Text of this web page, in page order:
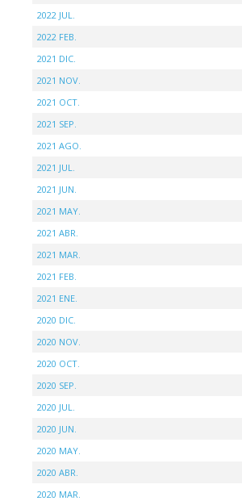
2022 JUL.
2022 FEB.
2021 DIC.
2021 NOV.
2021 OCT.
2021 SEP.
2021 AGO.
2021 JUL.
2021 JUN.
2021 MAY.
2021 ABR.
2021 MAR.
2021 FEB.
2021 ENE.
2020 DIC.
2020 NOV.
2020 OCT.
2020 SEP.
2020 JUL.
2020 JUN.
2020 MAY.
2020 ABR.
2020 MAR.